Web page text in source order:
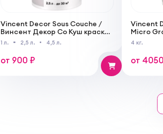
Vincent Decor Sous Couche /
Винсент Декор Со Куш краска
грунт для декоративной
штукатурки
1 л. 2,5 л. 4,5 л.
от 900 ₽
Vincent
Micro
Куш
4 кг.
от